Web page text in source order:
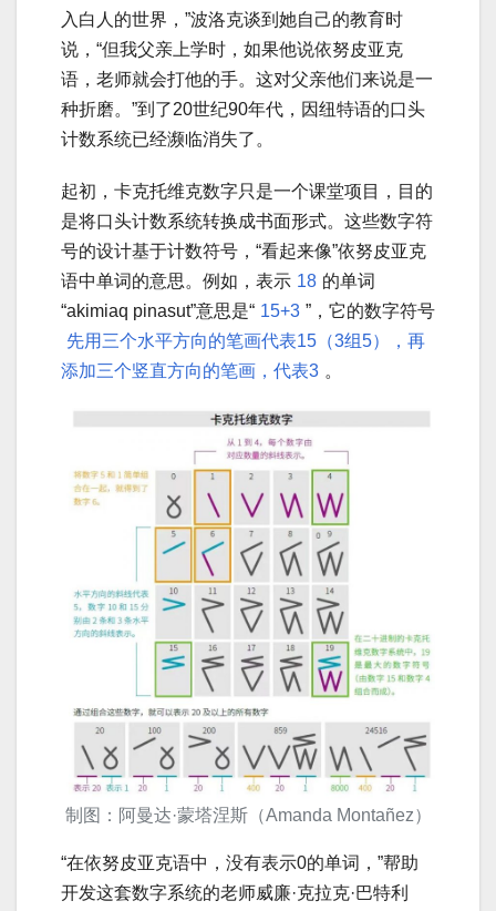
入白人的世界，”波洛克谈到她自己的教育时
说，“但我父亲上学时，如果他说依努皮亚克
语，老师就会打他的手。这对父亲他们来说是一
种折磨。”到了20世纪90年代，因纽特语的口头
计数系统已经濒临消失了。
起初，卡克托维克数字只是一个课堂项目，目的
是将口头计数系统转换成书面形式。这些数字符
号的设计基于计数符号，“看起来像”依努皮亚克
语中单词的意思。例如，表示 18 的单词
“akimiaq pinasut”意思是“ 15+3 ”，它的数字符号
先用三个水平方向的笔画代表15（3组5），再
添加三个竖直方向的笔画，代表3 。
制图：阿曼达·蒙塔涅斯（Amanda Montañez）
“在依努皮亚克语中，没有表示0的单词，”帮助
开发这套数字系统的老师威廉·克拉克·巴特利